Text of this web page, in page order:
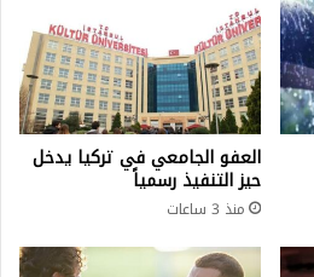
العفو الجامعي في تركيا يدخل
حيز التنفيذ رسمياً
منذ 3 ساعات